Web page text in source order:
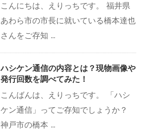
こんにちは、えりっちです。 福井県
あわら市の市長に就いている橋本達也
さんをご存知 ...
ハシケン通信の内容とは？現物画像や
発行回数を調べてみた！
こんばんは、えりっちです。 「ハシ
ケン通信」ってご存知でしょうか？
神戸市の橋本 ...